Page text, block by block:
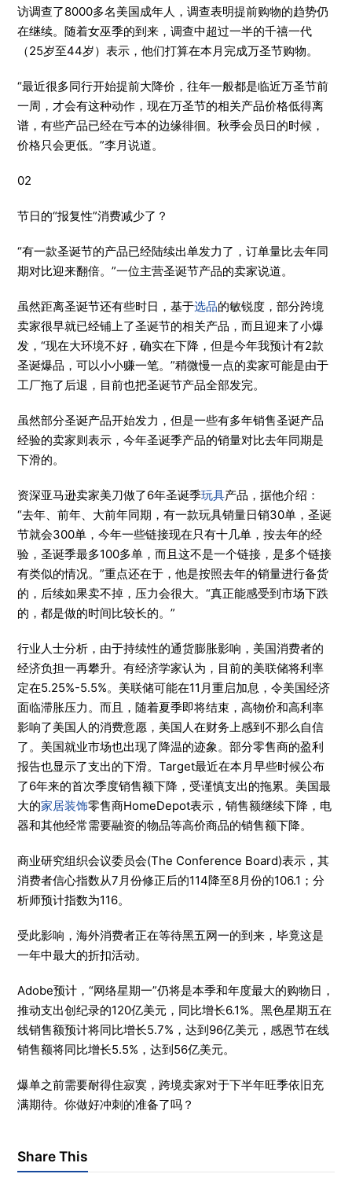
访调查了8000多名美国成年人，调查表明提前购物的趋势仍
在继续。随着女巫季的到来，调查中超过一半的千禧一代
（25岁至44岁）表示，他们打算在本月完成万圣节购物。
“最近很多同行开始提前大降价，往年一般都是临近万圣节前
一周，才会有这种动作，现在万圣节的相关产品价格低得离
谱，有些产品已经在亏本的边缘徘徊。秋季会员日的时候，
价格只会更低。”李月说道。
02
节日的“报复性”消费减少了？
“有一款圣诞节的产品已经陆续出单发力了，订单量比去年同
期对比迎来翻倍。”一位主营圣诞节产品的卖家说道。
虽然距离圣诞节还有些时日，基于选品的敏锐度，部分跨境
卖家很早就已经铺上了圣诞节的相关产品，而且迎来了小爆
发，“现在大环境不好，确实在下降，但是今年我预计有2款
圣诞爆品，可以小小赚一笔。”稍微慢一点的卖家可能是由于
工厂拖了后退，目前也把圣诞节产品全部发完。
虽然部分圣诞产品开始发力，但是一些有多年销售圣诞产品
经验的卖家则表示，今年圣诞季产品的销量对比去年同期是
下滑的。
资深亚马逊卖家美刀做了6年圣诞季玩具产品，据他介绍：
“去年、前年、大前年同期，有一款玩具销量日销30单，圣诞
节就会300单，今年一些链接现在只有十几单，按去年的经
验，圣诞季最多100多单，而且这不是一个链接，是多个链接
有类似的情况。”重点还在于，他是按照去年的销量进行备货
的，后续如果卖不掉，压力会很大。“真正能感受到市场下跌
的，都是做的时间比较长的。”
行业人士分析，由于持续性的通货膨胀影响，美国消费者的
经济负担一再攀升。有经济学家认为，目前的美联储将利率
定在5.25%-5.5%。美联储可能在11月重启加息，令美国经济
面临滞胀压力。而且，随着夏季即将结束，高物价和高利率
影响了美国人的消费意愿，美国人在财务上感到不那么自信
了。美国就业市场也出现了降温的迹象。部分零售商的盈利
报告也显示了支出的下滑。Target最近在本月早些时候公布
了6年来的首次季度销售额下降，受谨慎支出的拖累。美国最
大的家居装饰零售商HomeDepot表示，销售额继续下降，电
器和其他经常需要融资的物品等高价商品的销售额下降。
商业研究组织会议委员会(The Conference Board)表示，其
消费者信心指数从7月份修正后的114降至8月份的106.1；分
析师预计指数为116。
受此影响，海外消费者正在等待黑五网一的到来，毕竟这是
一年中最大的折扣活动。
Adobe预计，“网络星期一”仍将是本季和年度最大的购物日，
推动支出创纪录的120亿美元，同比增长6.1%。黑色星期五在
线销售额预计将同比增长5.7%，达到96亿美元，感恩节在线
销售额将同比增长5.5%，达到56亿美元。
爆单之前需要耐得住寂寞，跨境卖家对于下半年旺季依旧充
满期待。你做好冲刺的准备了吗？
Share This